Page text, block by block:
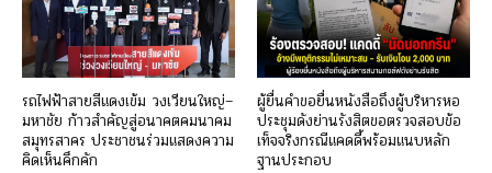
รถไฟฟ้าสายสีแดงเข้ม วงเวียนใหญ่–
มหาชัย ก้าวสำคัญสู่อนาคตคมนาคม
สมุทรสาคร ประชาชนร่วมแสดงความ
คิดเห็นคึกคัก
ผู้ยื่นคำขอยื่นหนังสือถึงผู้บริหารหอ
ประชุมดังย่านรังสิตขอตรวจสอบข้อ
เท็จจริงกรณีแคดดี้พร้อมแนบหลัก
ฐานประกอบ